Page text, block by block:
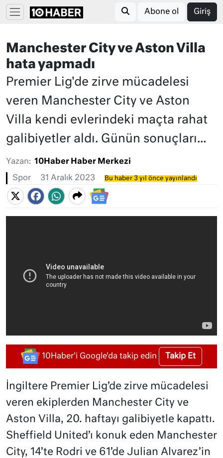
Abone ol Giriş
Manchester City ve Aston Villa
hata yapmadı
Premier Lig'de zirve mücadelesi
veren Manchester City ve Aston
Villa kendi evlerindeki maçta rahat
galibiyetler aldı. Günün sonuçları...
Yazan: 10Haber Haber Merkezi
Spor 31 Aralık 2023 Bu haber 3 yıl önce yayınlandı
10Haber'i Google'da takip edin Takip Et
İngiltere Premier Lig’de zirve mücadelesi
veren ekiplerden Manchester City ve
Aston Villa, 20. haftayı galibiyetle kapattı.
Sheffield United’ı konuk eden Manchester
City, 14’te Rodri ve 61’de Julian Alvarez’in